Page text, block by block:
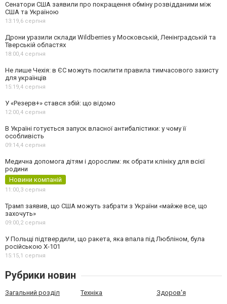
Сенатори США заявили про покращення обміну розвідданими між
США та Україною
13:19,6 серпня
Дрони уразили склади Wildberries у Московській, Ленінградській та
Тверській областях
18:00,4 серпня
Не лише Чехія: в ЄС можуть посилити правила тимчасового захисту
для українців
15:19,4 серпня
У «Резерв+» стався збій: що відомо
12:00,4 серпня
В Україні готується запуск власної антибалістики: у чому її
особливість
09:14,4 серпня
Медична допомога дітям і дорослим: як обрати клініку для всієї
родини
Новини компаній
11:00,3 серпня
Трамп заявив, що США можуть забрати з України «майже все, що
захочуть»
09:00,2 серпня
У Польщі підтвердили, що ракета, яка впала під Любліном, була
російською Х-101
15:15,1 серпня
Рубрики новин
Загальний розділ Техніка Здоров'я